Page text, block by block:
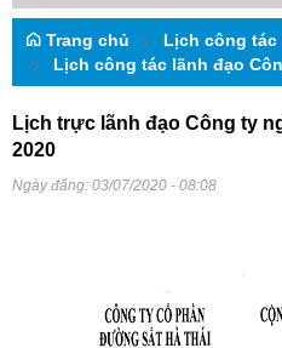
Trang chủ
Lịch công tác
Lịch công tác lãnh đạo
Lịch trực lãnh đạo Công ty
2020
Ngày đăng: 03/07/2020 - 08:08